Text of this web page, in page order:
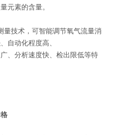
元素的含量。
量技术，可智能调节氧气流量消
自动化程度高、
、分析速度快、检出限低等特